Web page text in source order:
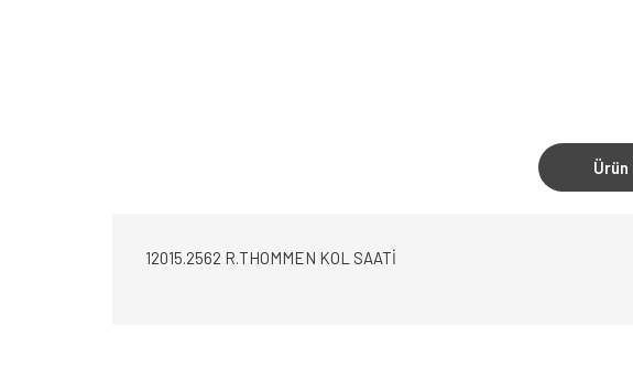
12015.2562 R.THOMMEN KOL SAATİ